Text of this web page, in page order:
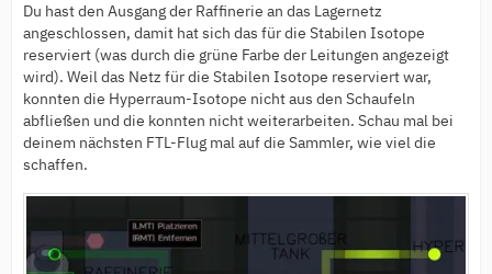
Du hast den Ausgang der Raffinerie an das Lagernetz
angeschlossen, damit hat sich das für die Stabilen Isotope
reserviert (was durch die grüne Farbe der Leitungen angezeigt
wird). Weil das Netz für die Stabilen Isotope reserviert war,
konnten die Hyperraum-Isotope nicht aus den Schaufeln
abfließen und die konnten nicht weiterarbeiten. Schau mal bei
deinem nächsten FTL-Flug mal auf die Sammler, wie viel die
schaffen.